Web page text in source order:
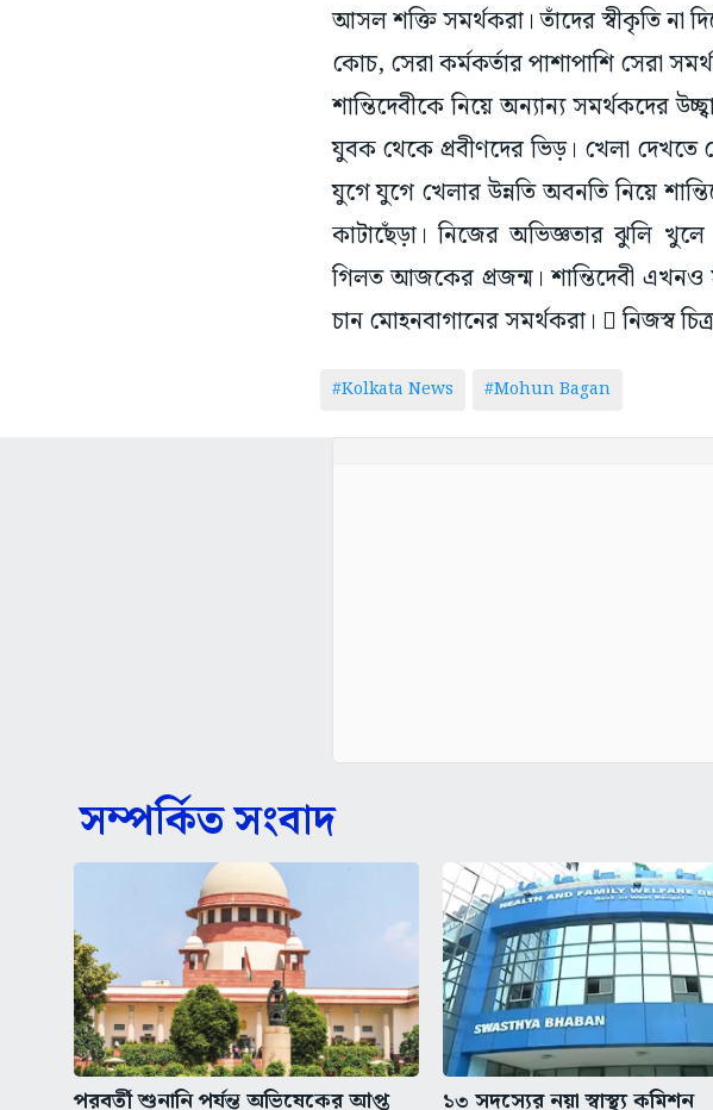
আসল শক্তি সমর্থকরা। তাঁদের স্বীকৃতি না
কোচ, সেরা কর্মকর্তার পাশাপাশি সেরা
শান্তিদেবীকে নিয়ে অন্যান্য সমর্থকদের
যুবক থেকে প্রবীণদের ভিড়। খেলা
যুগে যুগে খেলার উন্নতি অবনতি নিয়ে
কাটাছেঁড়া। নিজের অভিজ্ঞতার ঝুলি খুলে
গিলত আজকের প্রজন্ম। শান্তিদেবী
চান মোহনবাগানের সমর্থকরা।  নিজস্ব চিত্র
#Kolkata News #Mohun Bagan
সম্পর্কিত সংবাদ
পরবর্তী শুনানি পর্যন্ত অভিষেকের আপ্ত ১৩ সদস্যের নয়া স্বাস্থ্য কমিশন